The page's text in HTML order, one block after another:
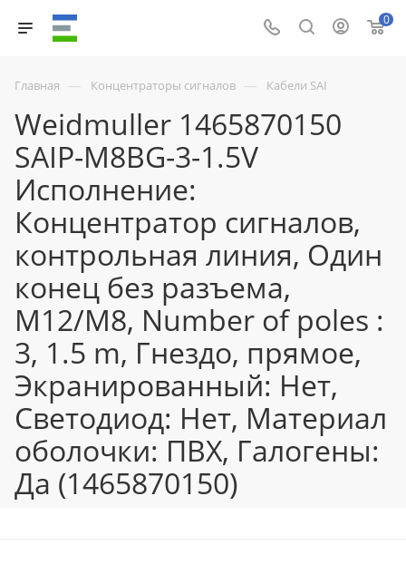
0
Главная — Концентраторы сигналов — Кабели SAI
Weidmuller 1465870150
SAIP-M8BG-3-1.5V
Исполнение:
Концентратор сигналов,
контрольная линия, Один
конец без разъема,
M12/M8, Number of poles :
3, 1.5 m, Гнездо, прямое,
Экранированный: Нет,
Светодиод: Нет, Материал
оболочки: ПВХ, Галогены:
Да (1465870150)